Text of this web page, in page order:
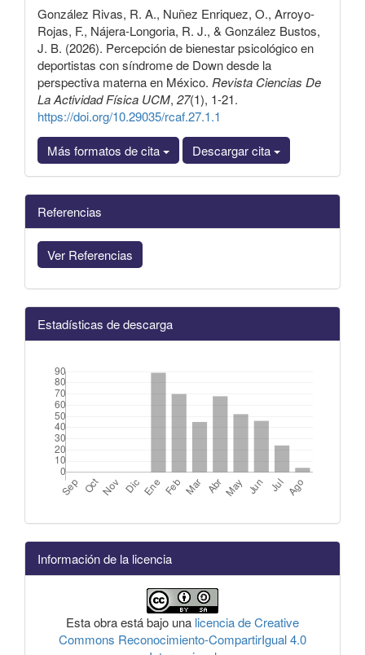
González Rivas, R. A., Nuñez Enriquez, O., Arroyo-
Rojas, F., Nájera-Longoria, R. J., & González Bustos,
J. B. (2026). Percepción de bienestar psicológico en
deportistas con síndrome de Down desde la
perspectiva materna en México. Revista Ciencias De
La Actividad Física UCM, 27(1), 1-21.
https://doi.org/10.29035/rcaf.27.1.1
Más formatos de cita
Descargar cita
Referencias
Ver Referencias
Estadísticas de descarga
Información de la licencia
Esta obra está bajo una licencia de Creative
Commons Reconocimiento-CompartirIgual 4.0